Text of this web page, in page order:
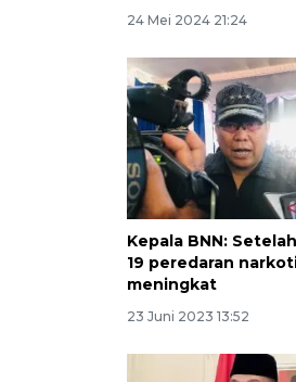
24 Mei 2024 21:24
Kepala BNN:
19 peredaran
meningkat
23 Juni 2023 13:52